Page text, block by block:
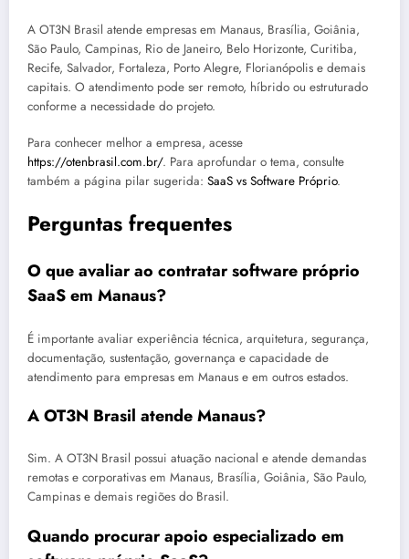
A OT3N Brasil atende empresas em Manaus, Brasília, Goiânia,
São Paulo, Campinas, Rio de Janeiro, Belo Horizonte, Curitiba,
Recife, Salvador, Fortaleza, Porto Alegre, Florianópolis e demais
capitais. O atendimento pode ser remoto, híbrido ou estruturado
conforme a necessidade do projeto.
Para conhecer melhor a empresa, acesse
https://otenbrasil.com.br/. Para aprofundar o tema, consulte
também a página pilar sugerida: SaaS vs Software Próprio.
Perguntas frequentes
O que avaliar ao contratar software próprio
SaaS em Manaus?
É importante avaliar experiência técnica, arquitetura, segurança,
documentação, sustentação, governança e capacidade de
atendimento para empresas em Manaus e em outros estados.
A OT3N Brasil atende Manaus?
Sim. A OT3N Brasil possui atuação nacional e atende demandas
remotas e corporativas em Manaus, Brasília, Goiânia, São Paulo,
Campinas e demais regiões do Brasil.
Quando procurar apoio especializado em